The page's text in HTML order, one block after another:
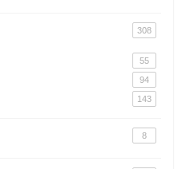
308
55
94
143
8